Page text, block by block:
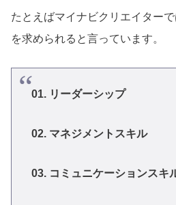
たとえばマイナビクリエイター
を求められると言っています。
01. リーダーシップ
02. マネジメントスキル
03. コミュニケーションスキ